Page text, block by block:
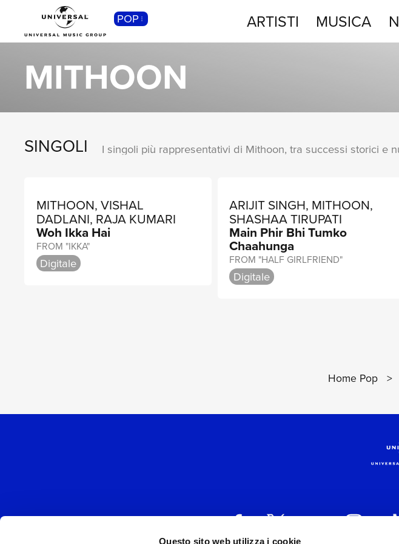
Questo sito web utilizza i cookie
POP ARTISTI MUSICA
MITHOON
SINGOLI I singoli più rappresentativi di Mithoon, tra successi storici e
MITHOON, VISHAL
DADLANI, RAJA KUMARI
Woh Ikka Hai
FROM "IKKA"
Digitale
ARIJIT SINGH, MITHOON,
SHASHAA TIRUPATI
Main Phir Bhi Tumko
Chaahunga
FROM "HALF GIRLFRIEND"
Digitale
Home Pop >
CLASSICA
Contemporanea, Moderna...